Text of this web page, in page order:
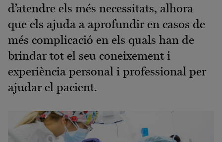
d’atendre els més necessitats, alhora
que els ajuda a aprofundir en casos de
més complicació en els quals han de
brindar tot el seu coneixement i
experiència personal i professional per
ajudar el pacient.